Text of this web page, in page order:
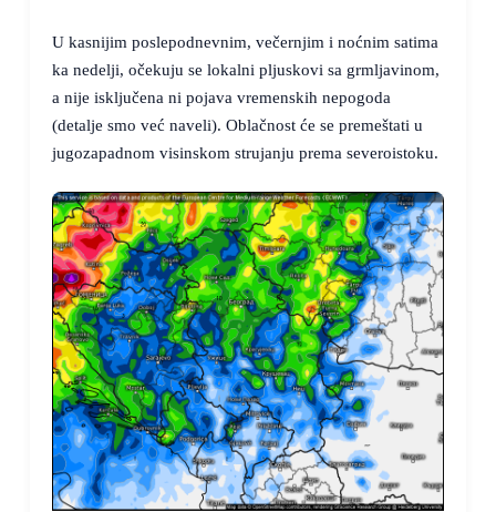
U kasnijim poslepodnevnim, večernjim i noćnim satima
ka nedelji, očekuju se lokalni pljuskovi sa grmljavinom,
a nije isključena ni pojava vremenskih nepogoda
(detalje smo već naveli). Oblačnost će se premeštati u
jugozapadnom visinskom strujanju prema severoistoku.